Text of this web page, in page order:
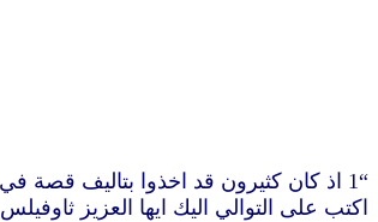
اكتب على التوالي اليك ايها العزيز ثاوفيلس 4 لتعرف صحة الكلام الذي علّمت به